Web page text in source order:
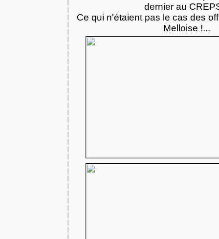
dernier au
Ce qui n'étaient pas le cas des
Melloise !...